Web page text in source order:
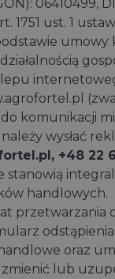
06410499,
1751 ust. 1
umowy
komunikacji
wysłać
+48 22
handlowych.
przetwarzania
oraz
lub